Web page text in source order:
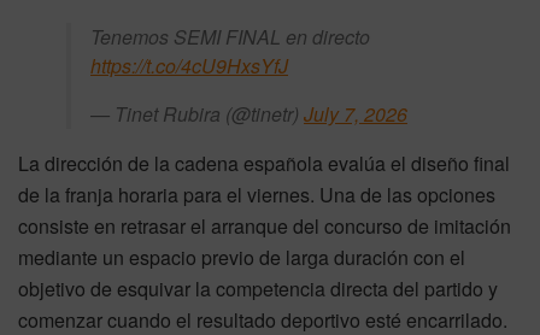
Tenemos SEMI FINAL en directo
https://t.co/4cU9HxsYfJ
— Tinet Rubira (@tinetr) July 7, 2026
La dirección de la cadena española evalúa el diseño final
de la franja horaria para el viernes. Una de las opciones
consiste en retrasar el arranque del concurso de imitación
mediante un espacio previo de larga duración con el
objetivo de esquivar la competencia directa del partido y
comenzar cuando el resultado deportivo esté encarrilado.